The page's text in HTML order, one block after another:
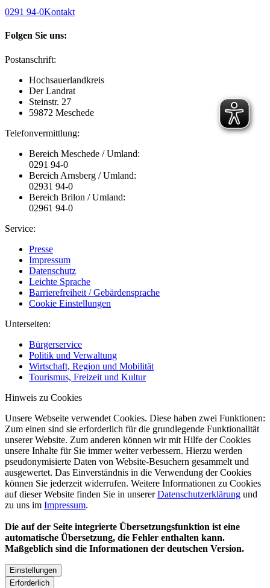
0291 94-0Kontakt
Folgen Sie uns:
Postanschrift:
Hochsauerlandkreis
Der Landrat
Steinstr. 27
59872 Meschede
Telefonvermittlung:
Bereich Meschede / Umland:
0291 94-0
Bereich Arnsberg / Umland:
02931 94-0
Bereich Brilon / Umland:
02961 94-0
Service:
Presse
Impressum
Datenschutz
Leichte Sprache
Barrierefreiheit / Gebärdensprache
Cookie Einstellungen
Unterseiten:
Bürgerservice
Politik und Verwaltung
Wirtschaft, Region und Mobilität
Tourismus, Freizeit und Kultur
Hinweis zu Cookies
Unsere Webseite verwendet Cookies. Diese haben zwei Funktionen:
Zum einen sind sie erforderlich für die grundlegende Funktionalität
unserer Website. Zum anderen können wir mit Hilfe der Cookies
unsere Inhalte für Sie immer weiter verbessern. Hierzu werden
pseudonymisierte Daten von Website-Besuchern gesammelt und
ausgewertet. Das Einverständnis in die Verwendung der Cookies
können Sie jederzeit widerrufen. Weitere Informationen zu Cookies
auf dieser Website finden Sie in unsererDatenschutzerklärung und
zu uns im Impressum.
Die auf der Seite integrierte Übersetzungsfunktion ist eine
automatische Übersetzung, die Fehler enthalten kann.
Maßgeblich sind die Informationen der deutschen Version.
Einstellungen
Erforderlich